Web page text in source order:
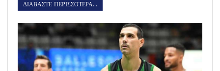
ΔΙΑΒΑΣΤΕ ΠΕΡΙΣΣΟΤΕΡΑ...